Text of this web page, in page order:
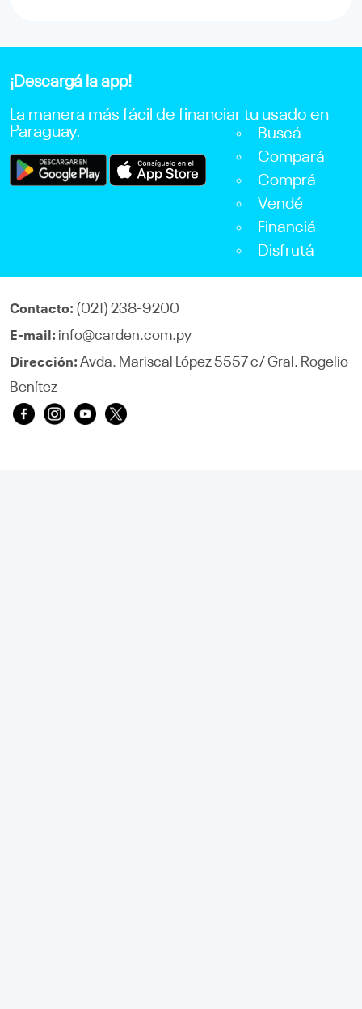
¡Descargá la app!
La manera más fácil de financiar tu usado en
Paraguay.
Buscá
Compará
Comprá
Vendé
Financiá
Disfrutá
Contacto: (021) 238-9200
E-mail: info@carden.com.py
Dirección: Avda. Mariscal López 5557 c/ Gral. Rogelio
Benítez